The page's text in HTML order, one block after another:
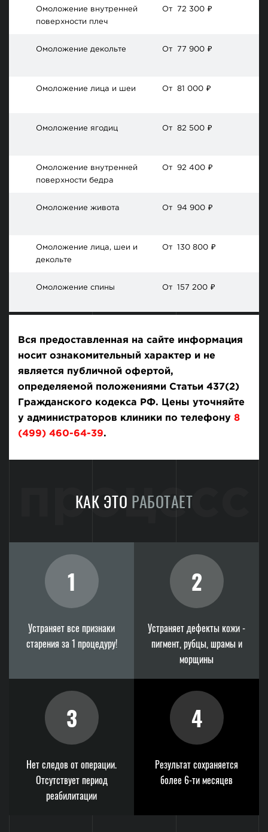
Омоложение внутренней
поверхности плеч
От 72 300 ₽
Омоложение декольте От 77 900 ₽
Омоложение лица и шеи От 81 000 ₽
Омоложение ягодиц От 82 500 ₽
Омоложение внутренней
поверхности бедра
От 92 400 ₽
Омоложение живота От 94 900 ₽
Омоложение лица, шеи и
декольте
От 130 800 ₽
Омоложение спины От 157 200 ₽
Вся предоставленная на сайте информация
носит ознакомительный характер и не
является публичной офертой,
определяемой положениями Статьи 437(2)
Гражданского кодекса РФ. Цены уточняйте
у администраторов клиники по телефону 8
(499) 460-64-39.
КАК ЭТО РАБОТАЕТ
процесс
1
Устраняет все признаки
старения за 1 процедуру!
2
Устраняет дефекты кожи -
пигмент, рубцы, шрамы и
морщины
3
Нет следов от операции.
Отсутствует период
реабилитации
4
Результат сохраняется
более 6-ти месяцев